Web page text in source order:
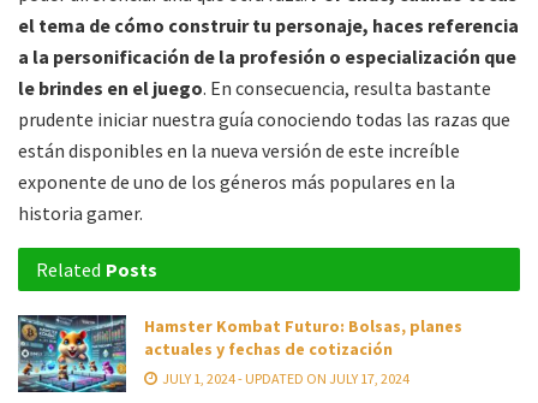
el tema de cómo construir tu personaje, haces referencia
a la personificación de la profesión o especialización que
le brindes en el juego. En consecuencia, resulta bastante
prudente iniciar nuestra guía conociendo todas las razas que
están disponibles en la nueva versión de este increíble
exponente de uno de los géneros más populares en la
historia gamer.
Related Posts
Hamster Kombat Futuro: Bolsas, planes
actuales y fechas de cotización
JULY 1, 2024 - UPDATED ON JULY 17, 2024